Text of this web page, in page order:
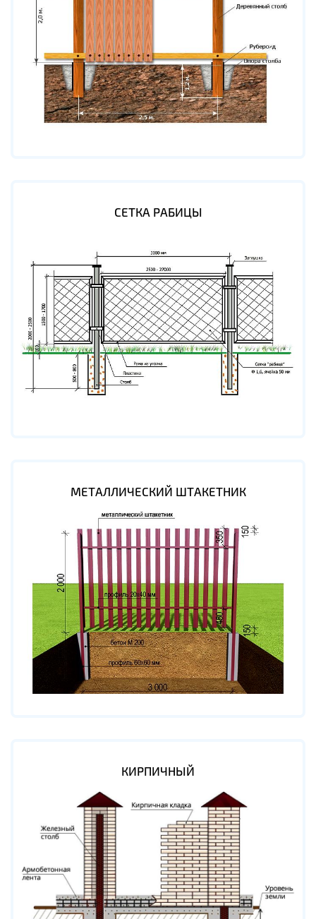
СЕТКА РАБИЦЫ
МЕТАЛЛИЧЕСКИЙ ШТАКЕТНИК
КИРПИЧНЫЙ